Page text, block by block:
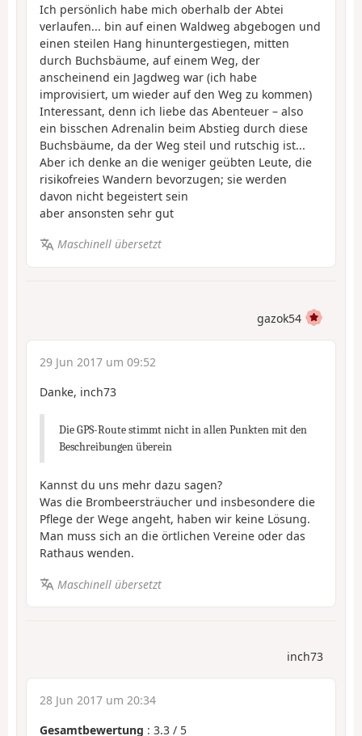
Ich persönlich habe mich oberhalb der Abtei
verlaufen... bin auf einen Waldweg abgebogen und
einen steilen Hang hinuntergestiegen, mitten
durch Buchsbäume, auf einem Weg, der
anscheinend ein Jagdweg war (ich habe
improvisiert, um wieder auf den Weg zu kommen)
Interessant, denn ich liebe das Abenteuer – also
ein bisschen Adrenalin beim Abstieg durch diese
Buchsbäume, da der Weg steil und rutschig ist...
Aber ich denke an die weniger geübten Leute, die
risikofreies Wandern bevorzugen; sie werden
davon nicht begeistert sein
aber ansonsten sehr gut
Maschinell übersetzt
gazok54
29 Jun 2017 um 09:52
Danke, inch73
Die GPS-Route stimmt nicht in allen Punkten mit den
Beschreibungen überein
Kannst du uns mehr dazu sagen?
Was die Brombeersträucher und insbesondere die
Pflege der Wege angeht, haben wir keine Lösung.
Man muss sich an die örtlichen Vereine oder das
Rathaus wenden.
Maschinell übersetzt
inch73
28 Jun 2017 um 20:34
Gesamtbewertung : 3.3 / 5